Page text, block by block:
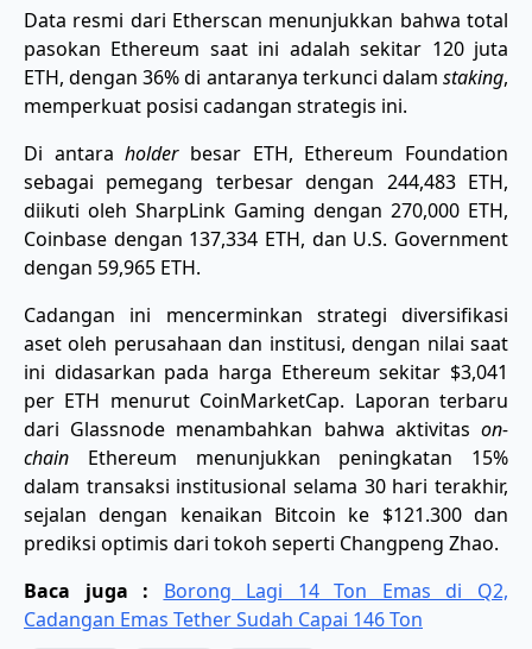
Data resmi dari Etherscan menunjukkan bahwa total
pasokan Ethereum saat ini adalah sekitar 120 juta
ETH, dengan 36% di antaranya terkunci dalam staking,
memperkuat posisi cadangan strategis ini.
Di antaraholder besar ETH, Ethereum Foundation
sebagai pemegang terbesar dengan 244,483 ETH,
diikuti oleh SharpLink Gaming dengan 270,000 ETH,
Coinbase dengan 137,334 ETH, dan U.S. Government
dengan 59,965 ETH.
Cadangan ini mencerminkan strategi diversifikasi
aset oleh perusahaan dan institusi, dengan nilai saat
ini didasarkan pada harga Ethereum sekitar $3,041
per ETH menurut CoinMarketCap. Laporan terbaru
dari Glassnode menambahkan bahwa aktivitas on-
chain Ethereum menunjukkan peningkatan 15%
dalam transaksi institusional selama 30 hari terakhir,
sejalan dengan kenaikan Bitcoin ke $121.300 dan
prediksi optimis dari tokoh seperti Changpeng Zhao.
Baca juga : Borong Lagi 14 Ton Emas di Q2,
Cadangan Emas Tether Sudah Capai 146 Ton